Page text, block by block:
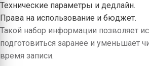
Технические параметры и дедлайн.
Права на использование и бюджет.
Такой набор информации позволяет
подготовиться заранее и уменьшает
время записи.